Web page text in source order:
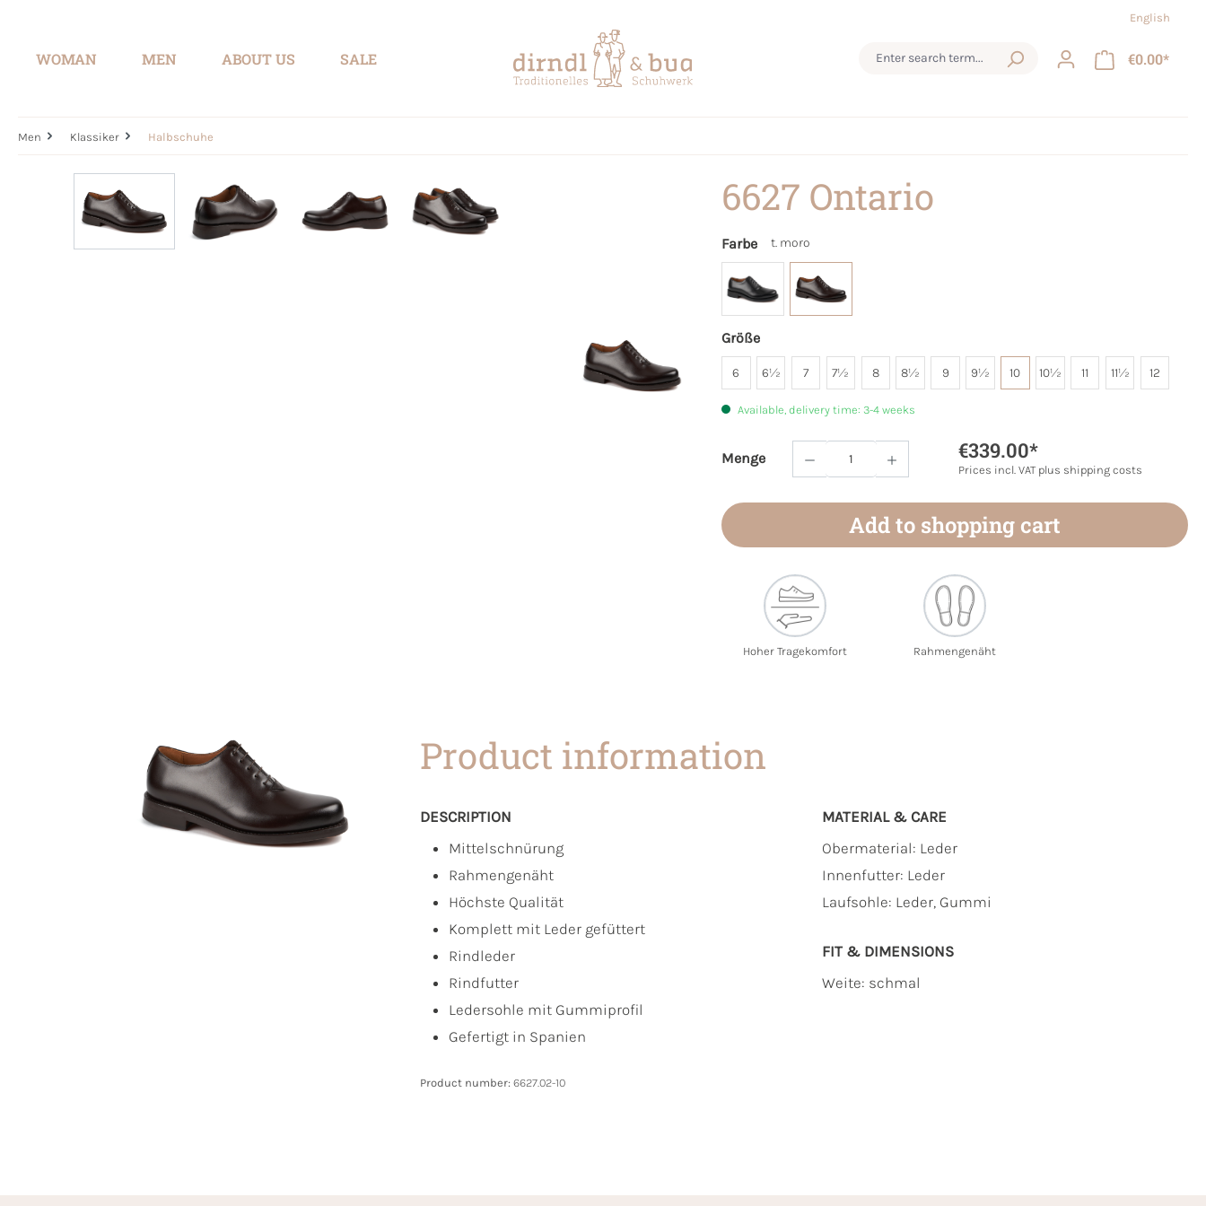
English
WOMAN MEN ABOUT US SALE €0.00*
Men Klassiker Halbschuhe
6627 Ontario
Farbe t. moro
Größe
6 6½ 7 7½ 8 8½ 9 9½ 10 10½ 11 11½ 12
Available, delivery time: 3-4 weeks
Menge
Product Quantity: Enter the desired amount or
€339.00*
Prices incl. VAT plus shipping costs
Add to shopping cart
Hoher Tragekomfort Rahmengenäht
Product information
DESCRIPTION
Mittelschnürung
Rahmengenäht
Höchste Qualität
Komplett mit Leder gefüttert
Rindleder
Rindfutter
Ledersohle mit Gummiprofil
Gefertigt in Spanien
MATERIAL & CARE
Obermaterial: Leder
Innenfutter: Leder
Laufsohle: Leder, Gummi
FIT & DIMENSIONS
Weite: schmal
Product number: 6627.02-10